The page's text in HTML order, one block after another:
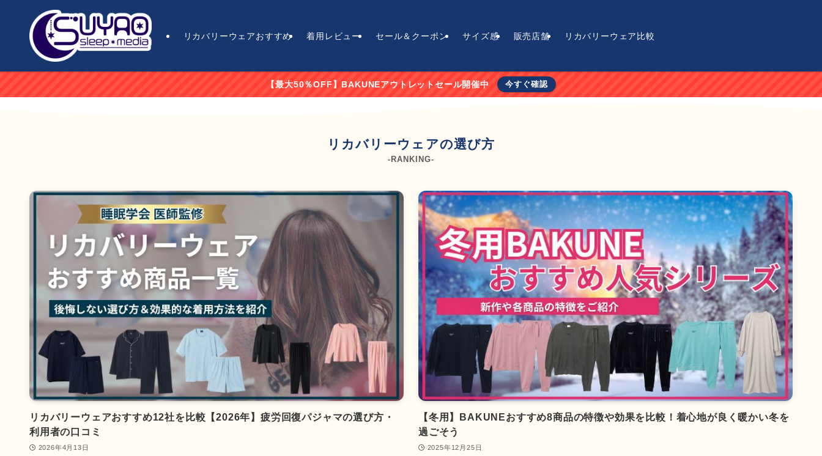
リカバリーウェアおすすめ 着用レビュー セール＆クーポン サイズ感 販売店舗 リカバリーウェア比較
【最大50％OFF】BAKUNEアウトレットセール開催中 今すぐ確認
リカバリーウェアの選び方
-RANKING-
リカバリーウェアおすすめ12社を比較【2026年】疲労回復パジャマの選び方・
利用者の口コミ
2026年4月13日
【冬用】BAKUNEおすすめ8商品の特徴や効果を比較！着心地が良く暖かい冬を
過ごそう
2025年12月25日